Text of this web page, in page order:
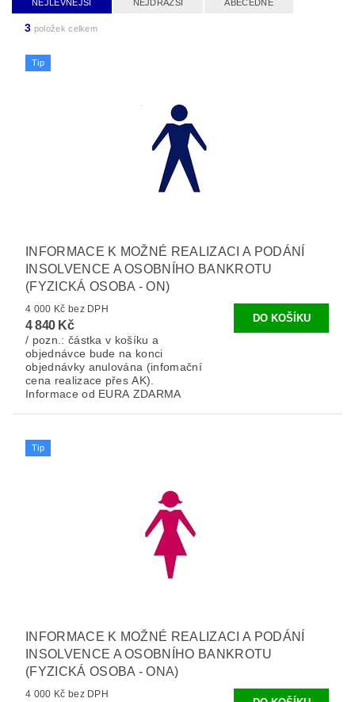
NEJLEVNĚJŠÍ NEJDRAŽŠÍ ABECEDNĚ
3 položek celkem
Tip
INFORMACE K MOŽNÉ REALIZACI A PODÁNÍ
INSOLVENCE A OSOBNÍHO BANKROTU
(FYZICKÁ OSOBA - ON)
4 000 Kč bez DPH
4 840 Kč
/ pozn.: částka v košíku a
objednávce bude na konci
objednávky anulována (infomační
cena realizace přes AK).
Informace od EURA ZDARMA
Tip
INFORMACE K MOŽNÉ REALIZACI A PODÁNÍ
INSOLVENCE A OSOBNÍHO BANKROTU
(FYZICKÁ OSOBA - ONA)
4 000 Kč bez DPH